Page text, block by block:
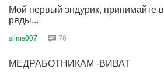
Мой первый эндурик, принимайте в
ряды...
slims007 76
МЕДРАБОТНИКАМ -ВИВАТ